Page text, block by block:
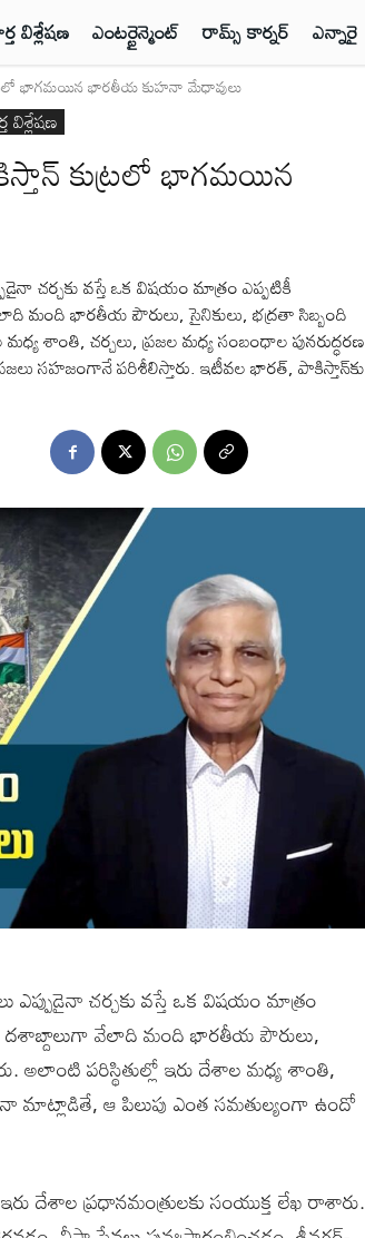
విశ్లేషణ ఎంటర్టైన్మెంట్ రామ్స్ కార్నర్ ఎన్నారై
భాగమయిన భారతీయ కుహనా మేధావులు
విశ్లేషణ
కుట్రలో భాగమయిన
చర్చకు వస్తే ఒక విషయం మాత్రం ఎప్పటికీ
మంది భారతీయ పౌరులు, సైనికులు, భద్రతా సిబ్బంది
శాంతి, చర్చలు, ప్రజల మధ్య సంబంధాల పునరుద్ధరణ
సహజంగానే పరిశీలిస్తారు. ఇటీవల భారత్, పాకిస్తాన్‌కు
ఎప్పుడైనా చర్చకు వస్తే ఒక విషయం మాత్రం
దశాబ్దాలుగా వేలాది మంది భారతీయ పౌరులు,
అలాంటి పరిస్థితుల్లో ఇరు దేశాల మధ్య శాంతి,
మాట్లాడితే, ఆ పిలుపు ఎంత సమతుల్యంగా ఉందో
దేశాల ప్రధానమంత్రులకు సంయుక్త లేఖ రాశారు.